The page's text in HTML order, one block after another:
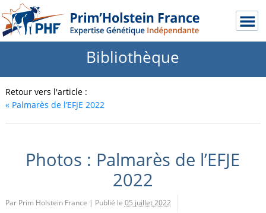
Bibliothèque
Retour vers l'article :
«Palmarès de l’EFJE 2022
Photos : Palmarès de l’EFJE
2022
Par Prim Holstein France | Publié le 05 juillet 2022